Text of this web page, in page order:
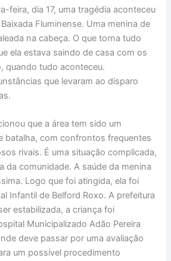
feira, dia 17, uma tragédia aconteceu
Fluminense. Uma menina de
na cabeça. O que torna tudo
ela estava saindo de casa com os
quando tudo aconteceu.
que levaram ao disparo
que a área tem sido um
batalha, com confrontos frequentes
rivais. É uma situação complicada,
da comunidade. A saúde da menina
Logo que foi atingida, ela foi
Infantil de Belford Roxo. A prefeitura
estabilizada, a criança foi
Municipalizado Adão Pereira
deve passar por uma avaliação
um possível procedimento